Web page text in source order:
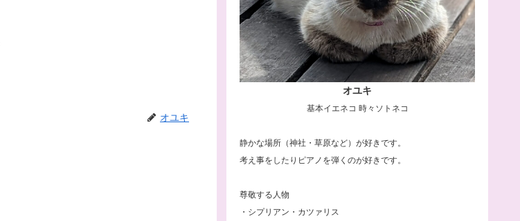
オユキ
オユキ
基本イエネコ 時々ソトネコ
静かな場所（神社・草原など）が好きです。
考え事をしたりピアノを弾くのが好きです。
尊敬する人物
・シプリアン・カツァリス